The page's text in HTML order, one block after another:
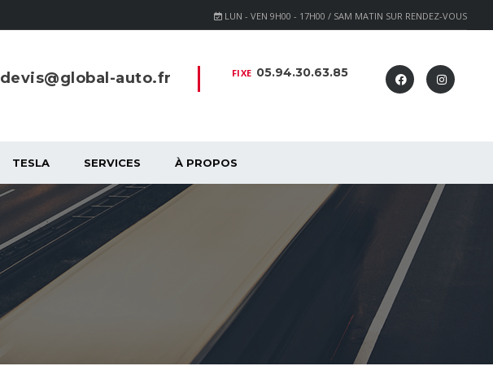
LUN - VEN 9H00 - 17H00 / SAM MATIN SUR RENDEZ-VOUS
FIXE 05.94.30.63.85
devis@global-auto.fr
TESLA SERVICES À PROPOS